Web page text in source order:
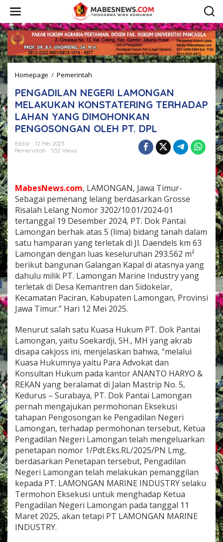
w
a
t
i
k
e
k
o
n
t
e
n
Homepage / Pemerintah
N
G
A
D
E
R
I
L
M
O
N
G
A
N
M
E
L
K
U
K
A
N
K
N
S
T
A
T
E
R
I
N
G
T
E
R
H
A
PENGADILAN NEGERI LAMONGAN
MELAKUKAN KONSTATERING TERHADAP
LAHAN YANG DIMOHONKAN
PENGOSONGAN OLEH PT. DPL
Editor
12 Mei 2025
Pemerintah
552 Views
MabesNews.com, LAMONGAN, Jawa Timur-
Sebagai pemenang lelang berdasarkan Grosse
Risalah Lelang Nomor 3202/10.01/2024-01
tertanggal 19 Desember 2024, PT. Dok Pantai
Lamongan berhak atas 5 (lima) bidang tanah dalam
satu hamparan yang terletak di Jl. Daendels km 63
Lamongan dengan luas keseluruhan 293.562 m²
berikut bangunan Galangan Kapal di atasnya yang
dahulu milik PT. Lamongan Marine Industry yang
terletak di Desa Kemantren dan Sidokelar,
Kecamatan Paciran, Kabupaten Lamongan, Provinsi
Jawa Timur.” Hari 12 Mei 2025.
Menurut salah satu Kuasa Hukum PT. Dok Pantai
Lamongan, yaitu Soekardji, SH., MH yang akrab
disapa cakjoss ini, menjelaskan bahwa, “melalui
Kuasa Hukumnya yaitu Para Advokat dan
Konsultan Hukum pada kantor ANANTO HARYO &
REKAN yang beralamat di Jalan Mastrip No. 5,
Kedurus – Surabaya, PT. Dok Pantai Lamongan
pernah mengajukan permohonan Eksekusi
tahapan Pengosongan ke Pengadilan Negeri
Lamongan, terhadap permohonan tersebut, Ketua
Pengadilan Negeri Lamongan telah mengeluarkan
penetapan nomor 1/Pdt.Eks.RL/2025/PN Lmg,
berdasarkan Penetapan tersebut, Pengadilan
Negeri Lamongan telah melakukan pemanggilan
kepada PT. LAMONGAN MARINE INDUSTRY selaku
Termohon Eksekusi untuk menghadap Ketua
Pengadilan Negeri Lamongan pada tanggal 11
Maret 2025, akan tetapi PT LAMONGAN MARINE
INDUSTRY.